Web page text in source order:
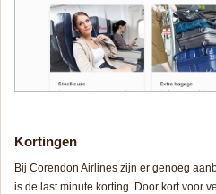
Kortingen
Bij Corendon Airlines zijn er genoeg
is de last minute korting. Door kort voor